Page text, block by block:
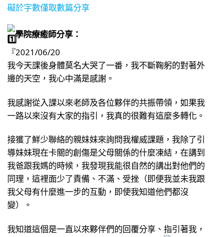
礙於字數僅取數篇分享
學院療癒師分享：
『2021/06/20
我今天課後身體莫名大哭了一番，我不斷鞠躬的對著外
邊的天空，我心中滿是感謝。
我感謝從入課以來老師及各位夥伴的共振帶領，如果我
一路以來沒有大家的指引，我真的很難有這麼多轉化。
接獲了鮮少聯絡的親妹妹來詢問我權威課題，我除了引
導妹妹現在卡關的創傷是父母關係的什麼凍結，在講到
我爸跟我媽的時候，我發現我能很自然的講出對他們的
同理，這裡面少了責備、不滿、受挫（即便我並未我跟
我父母有什麼進一步的互動，即使我知道他們都沒
變）。
我知道這個是一直以來夥伴們的回覆分享、指引著我，